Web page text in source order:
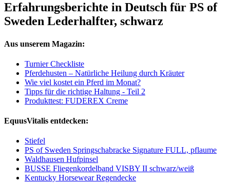
Erfahrungsberichte in Deutsch für PS of
Sweden Lederhalfter, schwarz
Aus unserem Magazin:
Turnier Checkliste
Pferdehusten – Natürliche Heilung durch Kräuter
Wie viel kostet ein Pferd im Monat?
Tipps für die richtige Haltung - Teil 2
Produkttest: FUDEREX Creme
EquusVitalis entdecken:
Stiefel
PS of Sweden Springschabracke Signature FULL, pflaume
Waldhausen Hufpinsel
BUSSE Fliegenkordelband VISBY II schwarz/weiß
Kentucky Horsewear Regendecke